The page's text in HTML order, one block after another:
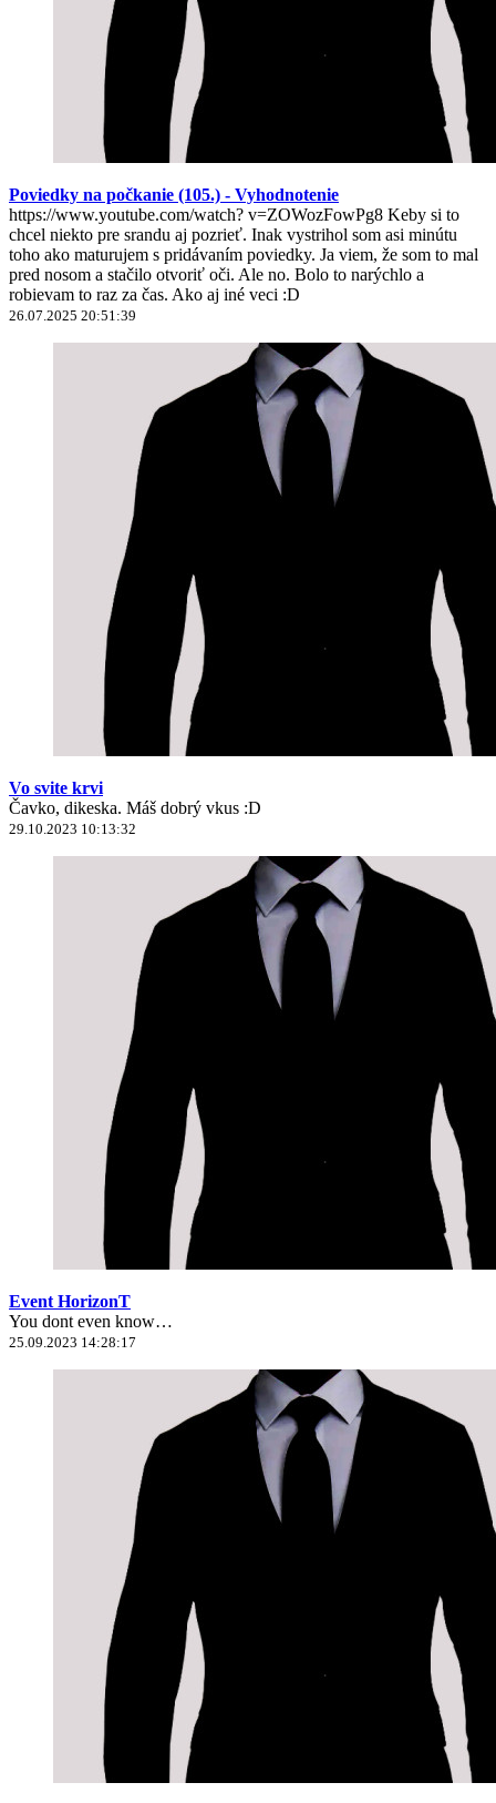
Poviedky na počkanie (105.) - Vyhodnotenie
https://www.youtube.com/watch? v=ZOWozFowPg8 Keby si to
chcel niekto pre srandu aj pozrieť. Inak vystrihol som asi minútu
toho ako maturujem s pridávaním poviedky. Ja viem, že som to mal
pred nosom a stačilo otvoriť oči. Ale no. Bolo to narýchlo a
robievam to raz za čas. Ako aj iné veci :D
26.07.2025 20:51:39
Vo svite krvi
Čavko, dikeska. Máš dobrý vkus :D
29.10.2023 10:13:32
Event HorizonT
You dont even know…
25.09.2023 14:28:17